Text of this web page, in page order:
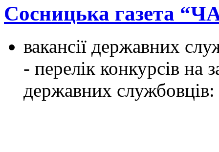
Сосницька газета
вакансії державних
- перелік конкурсів на
державних службовців: